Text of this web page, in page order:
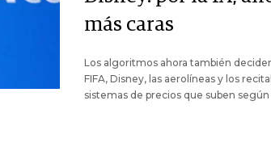
más caras
Los algoritmos ahora también
FIFA, Disney, las aerolíneas y los
sistemas de precios que suben